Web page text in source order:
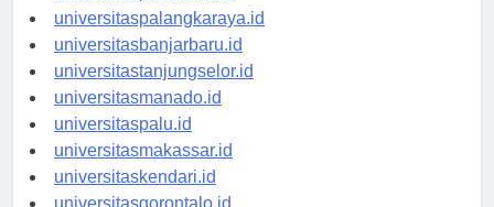
universitaspontianak.id
universitaspalangkaraya.id
universitasbanjarbaru.id
universitastanjungselor.id
universitasmanado.id
universitaspalu.id
universitasmakassar.id
universitaskendari.id